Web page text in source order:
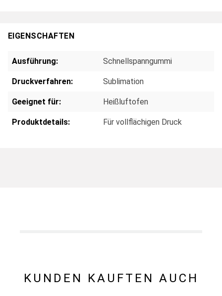
EIGENSCHAFTEN
Ausführung: Schnellspanngummi
Druckverfahren: Sublimation
Geeignet für: Heißluftofen
Produktdetails: Für vollflächigen Druck
KUNDEN KAUFTEN AUCH